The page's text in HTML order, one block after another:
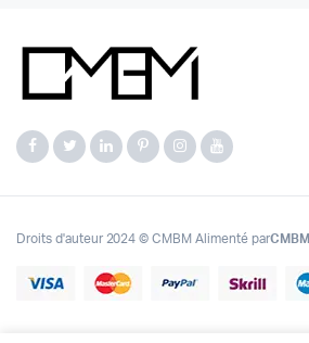
Droits d'auteur 2024 © CMBM Alimenté parCMBM